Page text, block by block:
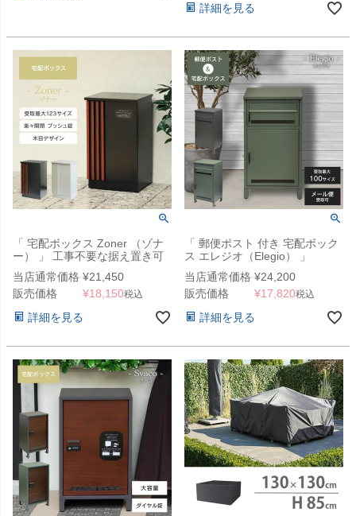
詳細を見る
「 宅配ボックス Zoner （ゾナ
ー） 」 工事不要な据え置き可
能タイプ
当店通常価格 ¥21,450
販売価格
¥18,150税込
詳細を見る
「 郵便ポスト 付き 宅配ボック
ス エレジオ（Elegio） 」
当店通常価格 ¥24,200
販売価格
¥17,820税込
詳細を見る